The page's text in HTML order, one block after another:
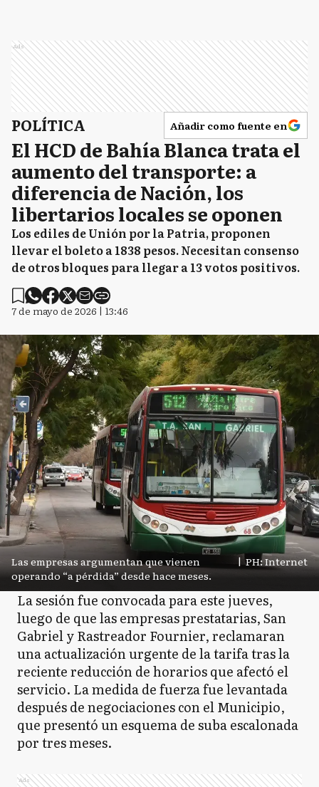
Ads
POLÍTICA Añadir como fuente en
El HCD de Bahía Blanca trata el
aumento del transporte: a
diferencia de Nación, los
libertarios locales se oponen
Los ediles de Unión por la Patria, proponen
llevar el boleto a 1838 pesos. Necesitan consenso
de otros bloques para llegar a 13 votos positivos.
7 de mayo de 2026 | 13:46
Las empresas argumentan que vienen
operando “a pérdida” desde hace meses.
| PH: Internet
La sesión fue convocada para este jueves,
luego de que las empresas prestatarias, San
Gabriel y Rastreador Fournier, reclamaran
una actualización urgente de la tarifa tras la
reciente reducción de horarios que afectó el
servicio. La medida de fuerza fue levantada
después de negociaciones con el Municipio,
que presentó un esquema de suba escalonada
por tres meses.
Ads